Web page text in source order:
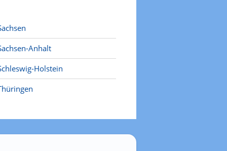
Anhalt
Holstein